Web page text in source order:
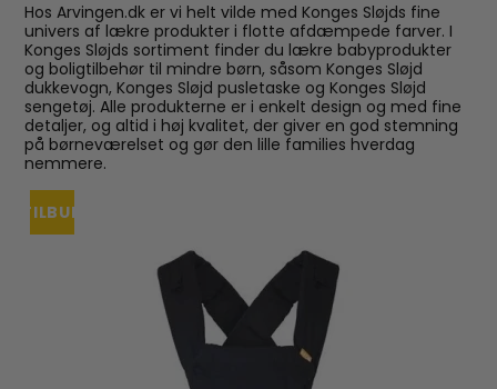
Hos Arvingen.dk er vi helt vilde med Konges Sløjds fine
univers af lækre produkter i flotte afdæmpede farver. I
Konges Sløjds sortiment finder du lækre babyprodukter
og boligtilbehør til mindre børn, såsom Konges Sløjd
dukkevogn, Konges Sløjd pusletaske og Konges Sløjd
sengetøj. Alle produkterne er i enkelt design og med fine
detaljer, og altid i høj kvalitet, der giver en god stemning
på børneværelset og gør den lille families hverdag
nemmere.
TILBUD